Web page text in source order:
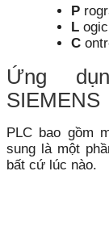
P
L ogic
C
Ứng
SIEMENS
PLC bao gồm
sung là một
bất cứ lúc nào.